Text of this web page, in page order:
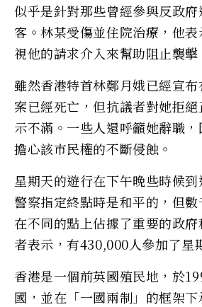
似乎是針對那些曾經參與反政
客。林某受傷並住院治療，他
視他的請求介入來幫助阻止襲擊
雖然香港特首林鄭月娥已經宣
案已經死亡，但抗議者對她拒
示不滿。一些人還呼籲她辭職
擔心該市民權的不斷侵蝕。
星期天的遊行在下午晚些時候
警察指定終點時是和平的，但數
在不同的點上佔據了重要的政
者表示，有430,000人參加了星
香港是一個前英國殖民地，於
國，並在「一國兩制」的框架